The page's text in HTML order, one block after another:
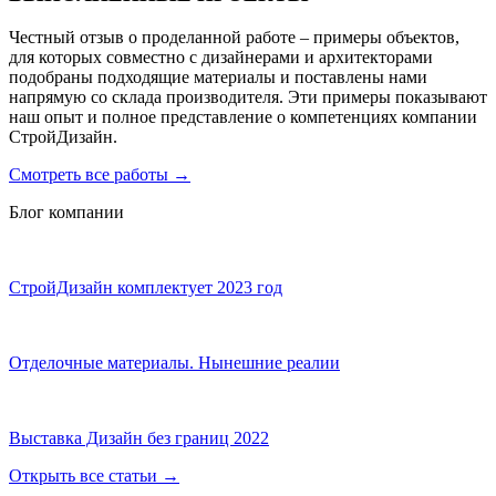
Честный отзыв о проделанной работе – примеры объектов,
для которых совместно с дизайнерами и архитекторами
подобраны подходящие материалы и поставлены нами
напрямую со склада производителя. Эти примеры показывают
наш опыт и полное представление о компетенциях компании
СтройДизайн.
Смотреть все работы →
Блог компании
СтройДизайн комплектует 2023 год
Отделочные материалы. Нынешние реалии
Выставка Дизайн без границ 2022
Открыть все статьи →